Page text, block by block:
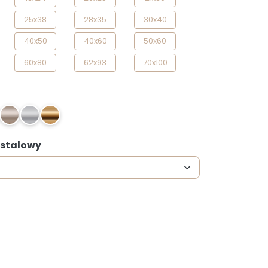
25x38 28x35
30x40
40x50 40x60
50x60
60x80 62x93 70x100
Z1 SM Z
stalowy